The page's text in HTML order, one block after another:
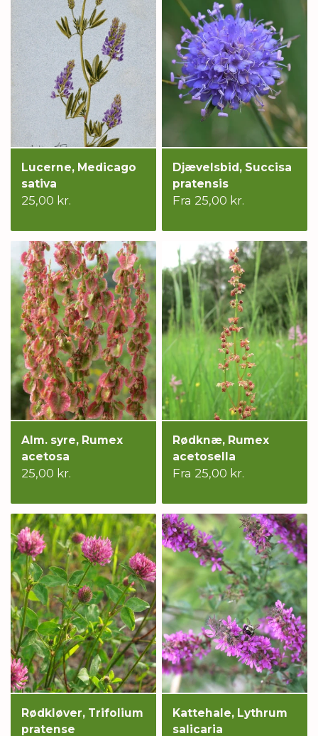
Lucerne, Medicago
sativa
25,00 kr.
Djævelsbid, Succisa
pratensis
Fra 25,00 kr.
Alm. syre, Rumex
acetosa
25,00 kr.
Rødknæ, Rumex
acetosella
Fra 25,00 kr.
Rødkløver, Trifolium
pratense
Kattehale, Lythrum
salicaria